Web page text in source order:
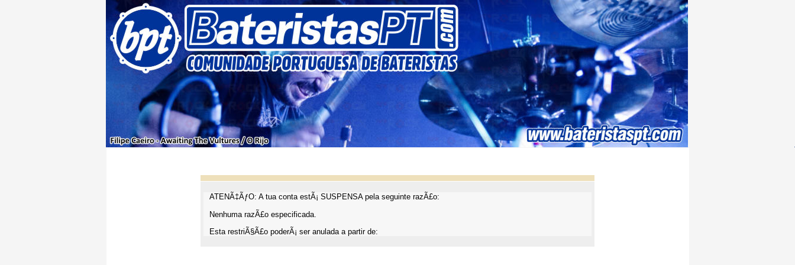
ATENÃ‡ÃƒO: A tua conta estÃ¡ SUSPENSA pela seguinte razÃ£o:
Nenhuma razÃ£o especificada.
Esta restriÃ§Ã£o poderÃ¡ ser anulada a partir de: